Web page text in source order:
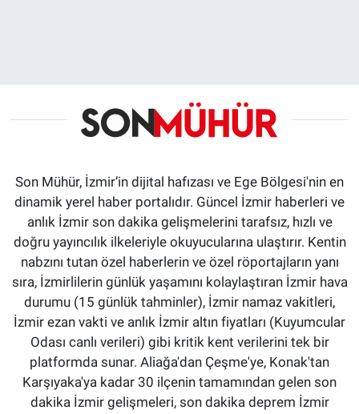
Son Mühür, İzmir’in dijital hafızası ve Ege Bölgesi'nin en
dinamik yerel haber portalıdır. Güncel İzmir haberleri ve
anlık İzmir son dakika gelişmelerini tarafsız, hızlı ve
doğru yayıncılık ilkeleriyle okuyucularına ulaştırır. Kentin
nabzını tutan özel haberlerin ve özel röportajların yanı
sıra, İzmirlilerin günlük yaşamını kolaylaştıran İzmir hava
durumu (15 günlük tahminler), İzmir namaz vakitleri,
İzmir ezan vakti ve anlık İzmir altın fiyatları (Kuyumcular
Odası canlı verileri) gibi kritik kent verilerini tek bir
platformda sunar. Aliağa'dan Çeşme'ye, Konak'tan
Karşıyaka'ya kadar 30 ilçenin tamamından gelen son
dakika İzmir gelişmeleri, son dakika deprem İzmir